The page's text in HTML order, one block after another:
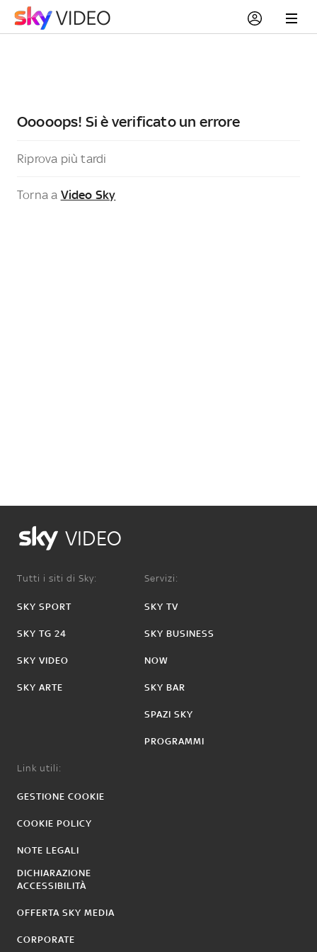
Ooooops! Si è verificato un errore
Riprova più tardi
Torna a Video Sky
VIDEO
Tutti i siti di Sky:
SKY SPORT
SKY TG 24
SKY VIDEO
SKY ARTE
Servizi:
SKY TV
SKY BUSINESS
NOW
SKY BAR
SPAZI SKY
PROGRAMMI
Link utili:
GESTIONE COOKIE
COOKIE POLICY
NOTE LEGALI
DICHIARAZIONE
ACCESSIBILITÀ
OFFERTA SKY MEDIA
CORPORATE